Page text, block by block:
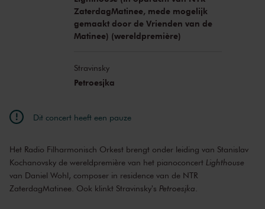
ZaterdagMatinee, mede mogelijk
gemaakt door de Vrienden van de
Matinee) (wereldpremière)
Stravinsky
Petroesjka
Dit concert heeft een pauze
Het Radio Filharmonisch Orkest brengt onder leiding van Stanislav
Kochanovsky de wereldpremière van het pianoconcert Lighthouse
van Daniel Wohl, composer in residence van de NTR
ZaterdagMatinee. Ook klinkt Stravinsky's Petroesjka